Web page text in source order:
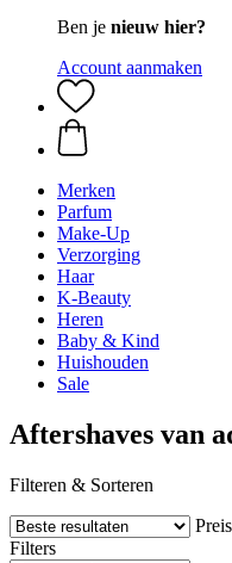
Ben je nieuw hier?
Account aanmaken
Merken
Parfum
Make-Up
Verzorging
Haar
K-Beauty
Heren
Baby & Kind
Huishouden
Sale
Aftershaves van
Filteren & Sorteren
Preis
Filters